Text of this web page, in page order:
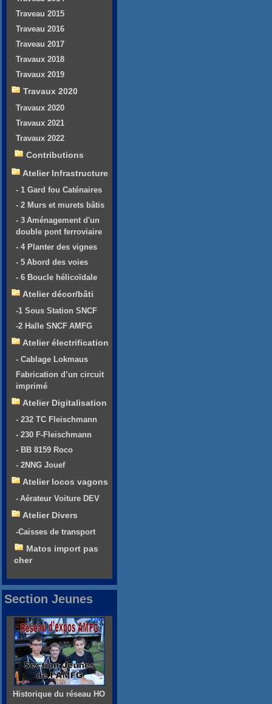
Traveau 2015
Traveau 2016
Traveau 2017
Travaux 2018
Travaux 2019
Travaux 2020
Travaux 2020
Travaux 2021
Travaux 2022
Contributions
Atelier Infrastructure
- 1 Gard fou Caténaires
- 2 Murs et murets bâtis
- 3 Aménagement d'un
double pont ferroviaire
- 4 Planter des vignes
- 5 Abord des voies
- 6 Boucle hélicoïdale
Atelier décor/bâti
-1 Sous Station SNCF
-2 Halle SNCF AMFG
Atelier électrification
- Cablage Lokmaus
Fabrication d’un circuit
imprimé
Atelier Digitalisation
- 232 TC Fleischmann
- 230 F-Fleischmann
- BB 8159 Roco
- 2NNG Jouef
Atelier locos vagons
- Aérateur Voiture DEV
Atelier Divers
-Caisses de transport
Matos import pas
cher
Section Jeunes
Historique du réseau HO